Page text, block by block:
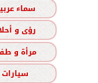
سماء
رؤى و
مرأة و
سيارات